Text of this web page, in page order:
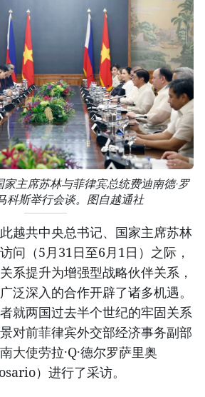
主席苏林与菲律宾总统费迪南德·罗
科斯举行会谈。图自越通社
越共中央总书记、国家主席苏林
问（5月31日至6月1日）之际，
系提升为增强型战略伙伴关系，
泛深入的合作开辟了诸多机遇。
就两国过去半个世纪的牢固关系
对前菲律宾外交部经济事务副部
大使劳拉·Q·德尔罗萨里奥
）进行了采访。